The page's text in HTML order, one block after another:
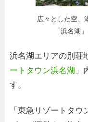
広々とした空、
「浜名湖
浜名湖エリアの別荘
ートタウン浜名湖 」
す。
「東急リゾートタ